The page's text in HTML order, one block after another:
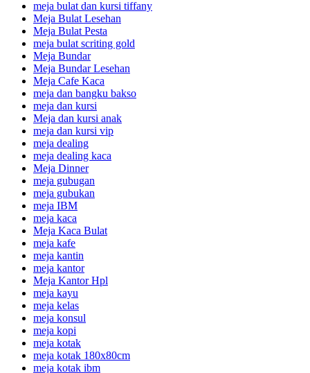
meja bulat dan kursi tiffany
Meja Bulat Lesehan
Meja Bulat Pesta
meja bulat scriting gold
Meja Bundar
Meja Bundar Lesehan
Meja Cafe Kaca
meja dan bangku bakso
meja dan kursi
Meja dan kursi anak
meja dan kursi vip
meja dealing
meja dealing kaca
Meja Dinner
meja gubugan
meja gubukan
meja IBM
meja kaca
Meja Kaca Bulat
meja kafe
meja kantin
meja kantor
Meja Kantor Hpl
meja kayu
meja kelas
meja konsul
meja kopi
meja kotak
meja kotak 180x80cm
meja kotak ibm